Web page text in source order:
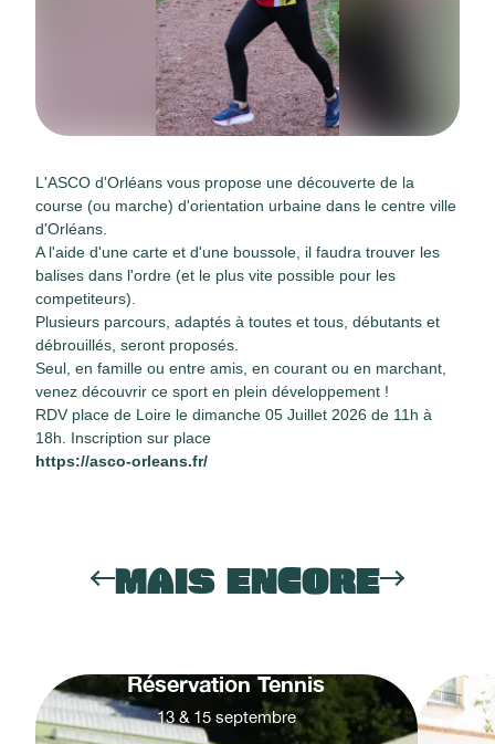
L'ASCO d'Orléans vous propose une découverte de la
course (ou marche) d'orientation urbaine dans le centre ville
d'Orléans.
A l'aide d'une carte et d'une boussole, il faudra trouver les
balises dans l'ordre (et le plus vite possible pour les
competiteurs).
Plusieurs parcours, adaptés à toutes et tous, débutants et
débrouillés, seront proposés.
Seul, en famille ou entre amis, en courant ou en marchant,
venez découvrir ce sport en plein développement !
RDV place de Loire le dimanche 05 Juillet 2026 de 11h à
18h. Inscription sur place
https://asco-orleans.fr/
MAIS ENCORE
Réservation Tennis
13 & 15 septembre